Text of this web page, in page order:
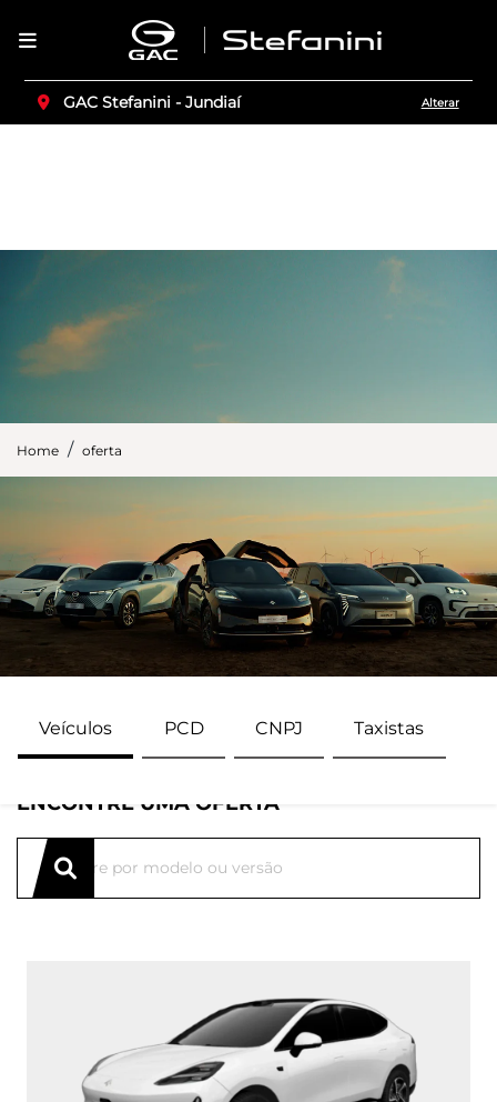
GAC Stefanini - Jundiaí Alterar
Home oferta
Veículos PCD CNPJ Taxistas
ENCONTRE UMA OFERTA